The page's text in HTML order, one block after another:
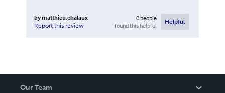
bymatthieu.chalaux
Report this review
0people
found this helpful
Helpful
Our Team